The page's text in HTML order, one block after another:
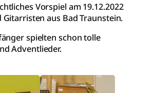
Vorspiel am 19.12.2022
aus Bad Traunstein.
spielten schon tolle
Adventlieder.